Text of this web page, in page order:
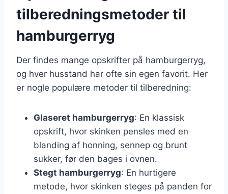
tilberedningsmetoder til
hamburgerryg
Der findes mange opskrifter på hamburgerryg,
og hver husstand har ofte sin egen favorit. Her
er nogle populære metoder til tilberedning:
Glaseret hamburgerryg: En klassisk
opskrift, hvor skinken pensles med en
blanding af honning, sennep og brunt
sukker, før den bages i ovnen.
Stegt hamburgerryg: En hurtigere
metode, hvor skinken steges på panden for